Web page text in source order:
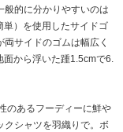
般的に分かりやすいのは
単）を使用したサイドゴ
サイドのゴムは幅広く
面から浮いた踵1.5cmで6.
のあるフーディーに鮮や
クシャツを羽織りで。ボ